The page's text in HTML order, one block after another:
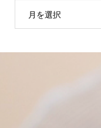
月を選択